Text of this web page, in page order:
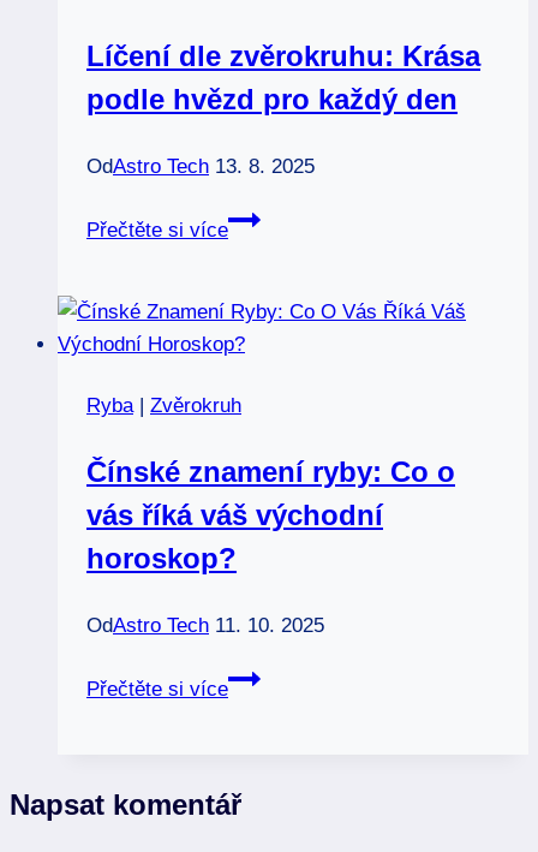
Líčení dle zvěrokruhu: Krása
podle hvězd pro každý den
OdAstro Tech 13. 8. 2025
Přečtěte si více
Líčení
Krása
podle
pro
den
Ryba| Zvěrokruh
Čínské znamení ryby: Co o
vás říká váš východní
horoskop?
OdAstro Tech 11. 10. 2025
Přečtěte si více
Čínské
o
Napsat komentář